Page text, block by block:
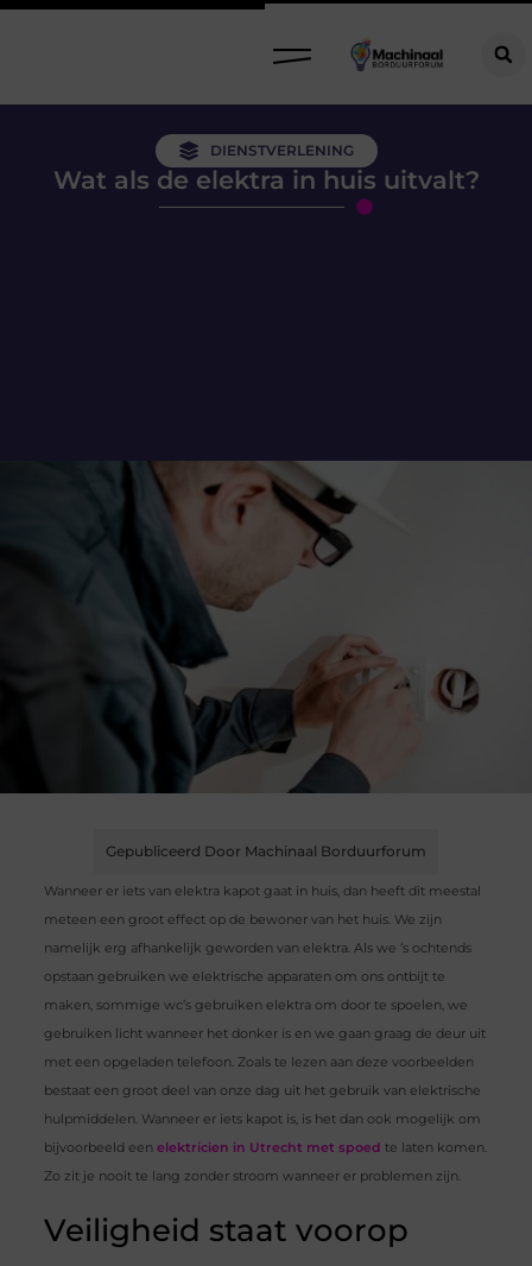
DIENSTVERLENING
Wat als de elektra in huis uitvalt?
Gepubliceerd Door Machinaal Borduurforum
Wanneer er iets van elektra kapot gaat in huis, dan heeft dit meestal
meteen een groot effect op de bewoner van het huis. We zijn
namelijk erg afhankelijk geworden van elektra. Als we ‘s ochtends
opstaan gebruiken we elektrische apparaten om ons ontbijt te
maken, sommige wc’s gebruiken elektra om door te spoelen, we
gebruiken licht wanneer het donker is en we gaan graag de deur uit
met een opgeladen telefoon. Zoals te lezen aan deze voorbeelden
bestaat een groot deel van onze dag uit het gebruik van elektrische
hulpmiddelen. Wanneer er iets kapot is, is het dan ook mogelijk om
bijvoorbeeld een elektricien in Utrecht met spoed te laten komen.
Zo zit je nooit te lang zonder stroom wanneer er problemen zijn.
Veiligheid staat voorop